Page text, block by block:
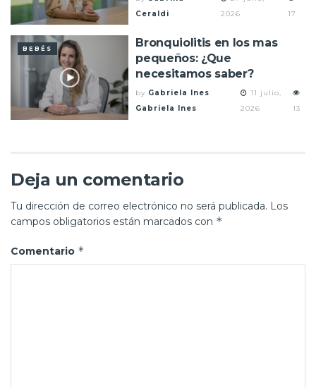
Ceraldi
2026
17
BEBÉS
Bronquiolitis en los mas
pequeños: ¿Que
necesitamos saber?
by Gabriela Ines
Gabriela Ines
11 julio,
2026
13
Deja un comentario
Tu dirección de correo electrónico no será publicada. Los
campos obligatorios están marcados con *
Comentario *